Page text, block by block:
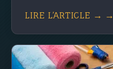
LIRE L’ARTICLE → →